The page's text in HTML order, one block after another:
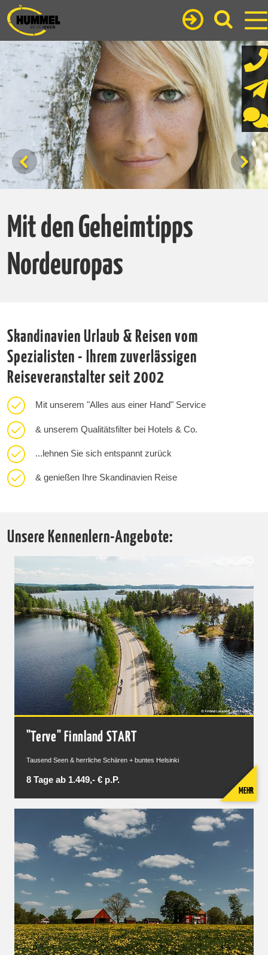
Mit den Geheimtipps
Nordeuropas
Skandinavien Urlaub & Reisen vom
Spezialisten - Ihrem zuverlässigen
Reiseveranstalter seit 2002
Mit unserem "Alles aus einer Hand" Service
& unserem Qualitätsfilter bei Hotels & Co.
...lehnen Sie sich entspannt zurück
& genießen Ihre Skandinavien Reise
Unsere Kennenlern-Angebote:
"Terve" Finnland START
Tausend Seen & herrliche Schären + buntes Helsinki
8 Tage ab 1.449,- € p.P.
MEHR